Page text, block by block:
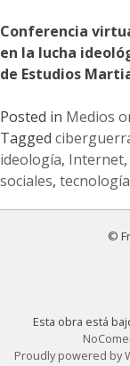
Conferencia
en la lucha
de Estudios
Posted in Medios
Tagged
ideología, Internet,
sociales,
©
Esta obra está
Proudly powered by